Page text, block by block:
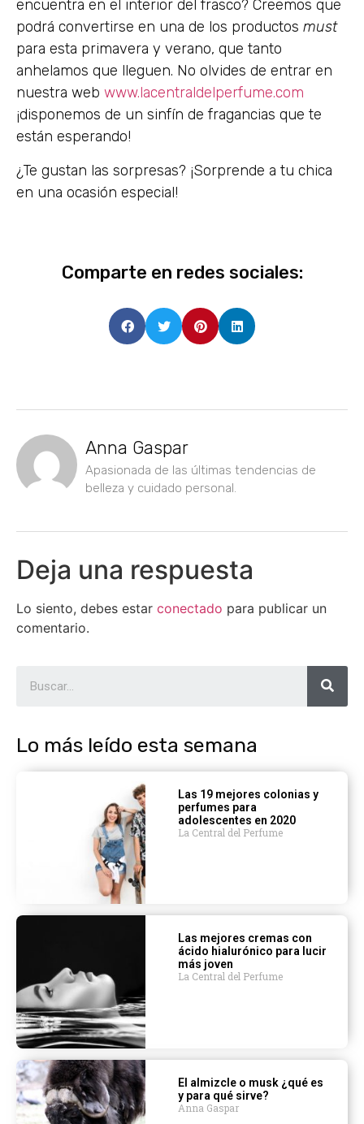
encuentra en el interior del frasco? Creemos que
podrá convertirse en una de los productos must
para esta primavera y verano, que tanto
anhelamos que lleguen. No olvides de entrar en
nuestra web www.lacentraldelperfume.com
¡disponemos de un sinfín de fragancias que te
están esperando!
¿Te gustan las sorpresas? ¡Sorprende a tu chica
en una ocasión especial!
Comparte en redes sociales:
Anna Gaspar
Apasionada de las últimas tendencias de
belleza y cuidado personal.
Deja una respuesta
Lo siento, debes estar conectado para publicar un
comentario.
Lo más leído esta semana
Las 19 mejores colonias y
perfumes para
adolescentes en 2020
La Central del Perfume
Las mejores cremas con
ácido hialurónico para lucir
más joven
La Central del Perfume
El almizcle o musk ¿qué es
y para qué sirve?
Anna Gaspar